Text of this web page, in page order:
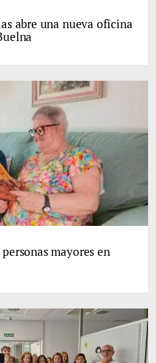
abre una nueva oficina
mayores en